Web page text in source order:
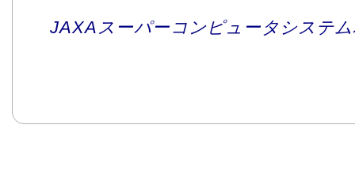
JAXAスーパーコンピュータシステ